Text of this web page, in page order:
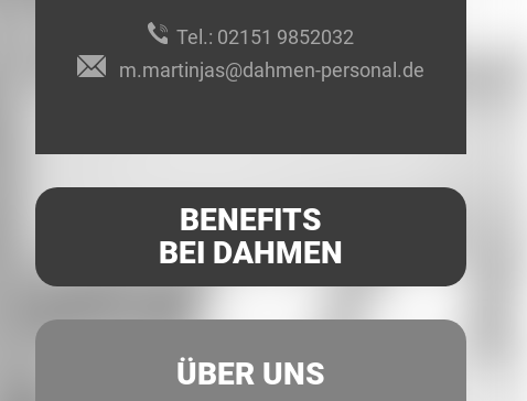
Tel.: 02151 9852032
m.martinjas@dahmen-personal.de
BENEFITS
BEI DAHMEN
ÜBER UNS